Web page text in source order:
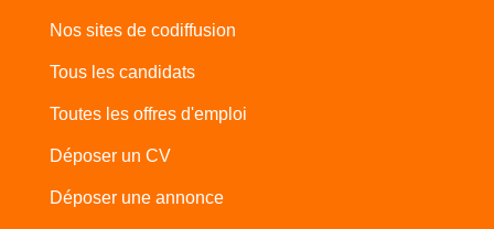
Nos sites de codiffusion
Tous les candidats
Toutes les offres d'emploi
Déposer un CV
Déposer une annonce